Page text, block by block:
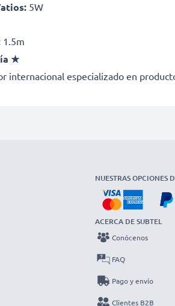
5W
1.5m
★
internacional especializado en
NUESTRAS OPCIONES
ACERCA DE SUBTEL
Conócenos
FAQ
Pago y envío
Clientes B2B